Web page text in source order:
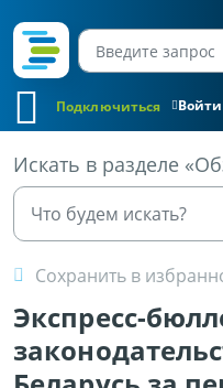
Войти
Подключиться
Искать в разделе
Сохранить в
Экспресс-